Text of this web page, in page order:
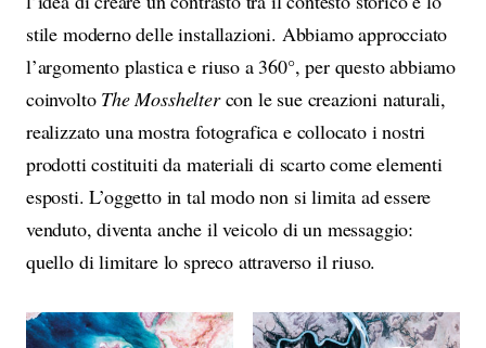
stile moderno delle installazioni. Abbiamo approcciato
l’argomento plastica e riuso a 360°, per questo abbiamo
coinvolto The Mossheltercon le sue creazioni naturali,
realizzato una mostra fotografica e collocato i nostri
prodotti costituiti da materiali di scarto come elementi
esposti. L’oggetto in tal modo non si limita ad essere
venduto, diventa anche il veicolo di un messaggio:
quello di limitare lo spreco attraverso il riuso.